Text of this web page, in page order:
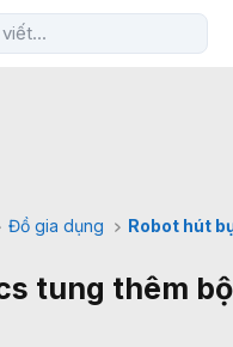
Đồ gia dụng Robot hút
tung thêm